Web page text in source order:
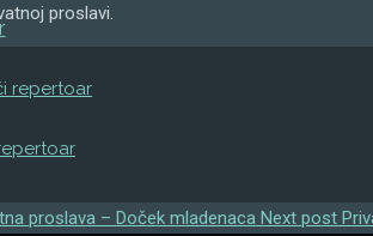
repertoar
proslavi.
proslava – Doček mladenaca Next post